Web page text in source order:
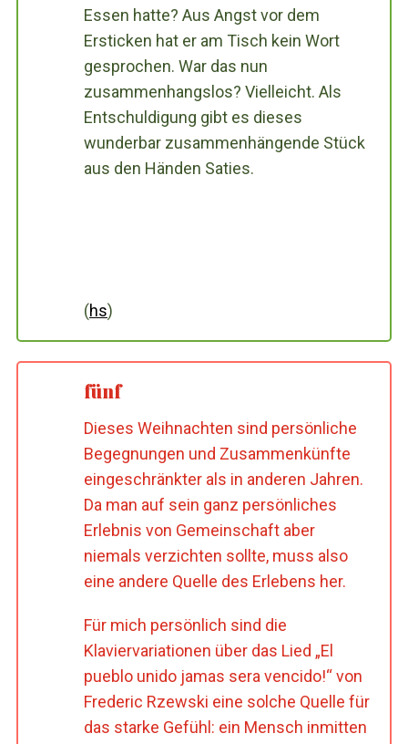
Essen hatte? Aus Angst vor dem
Ersticken hat er am Tisch kein Wort
gesprochen. War das nun
zusammenhangslos? Vielleicht. Als
Entschuldigung gibt es dieses
wunderbar zusammenhängende Stück
aus den Händen Saties.
(hs)
fünf
Dieses Weihnachten sind persönliche
Begegnungen und Zusammenkünfte
eingeschränkter als in anderen Jahren.
Da man auf sein ganz persönliches
Erlebnis von Gemeinschaft aber
niemals verzichten sollte, muss also
eine andere Quelle des Erlebens her.
Für mich persönlich sind die
Klaviervariationen über das Lied „El
pueblo unido jamas sera vencido!“ von
Frederic Rzewski eine solche Quelle für
das starke Gefühl: ein Mensch inmitten